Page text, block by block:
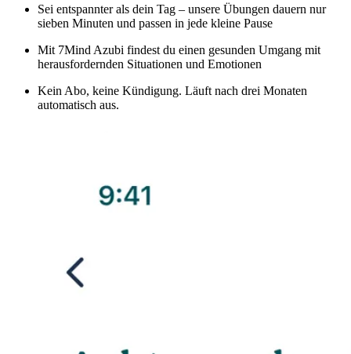
Sei entspannter als dein Tag – unsere Übungen dauern nur
sieben Minuten und passen in jede kleine Pause
Mit 7Mind Azubi findest du einen gesunden Umgang mit
herausfordernden Situationen und Emotionen
Kein Abo, keine Kündigung. Läuft nach drei Monaten
automatisch aus.